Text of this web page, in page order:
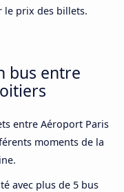
le prix des billets.
bus entre
entre Aéroport Paris
moments de la
avec plus de 5 bus